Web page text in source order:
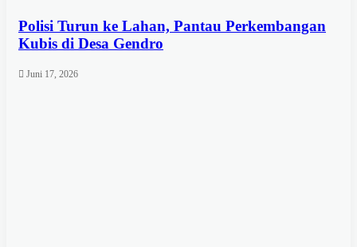
Polisi Turun ke Lahan, Pantau Perkembangan
Kubis di Desa Gendro
Juni 17, 2026